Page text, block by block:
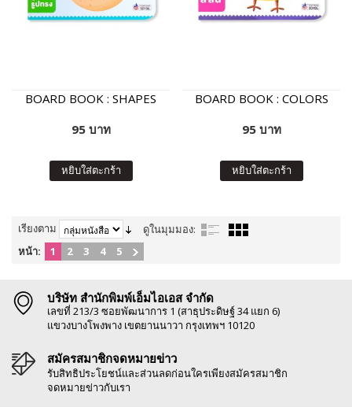
BOARD BOOK : SHAPES
95 บาท
หยิบใส่ตะกร้า
BOARD BOOK : COLORS
95 บาท
หยิบใส่ตะกร้า
เรียงตาม
ดูในมุมมอง:
หน้า:
1 2 3 4 5
บริษัท สำนักพิมพ์เอ็มไอเอส จำกัด
เลขที่ 213/3 ซอยพัฒนาการ 1 (สาธุประดิษฐ์ 34 แยก 6)
แขวงบางโพงพาง เขตยานนาวา กรุงเทพฯ 10120
สมัครสมาชิกจดหมายข่าว
รับสิทธิประโยชน์และส่วนลดก่อนใครเพียงสมัครสมาชิก
จดหมายข่าวกับเรา